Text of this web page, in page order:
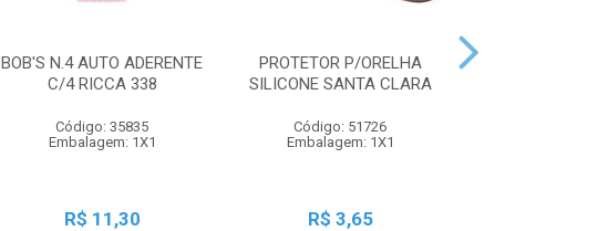
BOB'S N.4 AUTO ADERENTE
C/4 RICCA 338
Código: 35835
Embalagem: 1X1
R$ 11,30
PROTETOR P/ORELHA
SILICONE SANTA CLARA
Código: 51726
Embalagem: 1X1
R$ 3,65